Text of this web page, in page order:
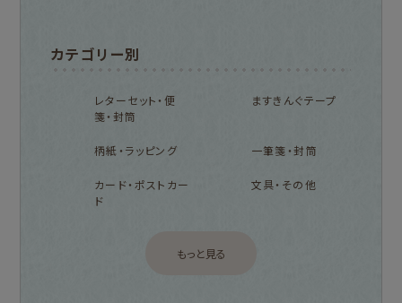
カテゴリー別
レターセット・便
箋・封筒
ますきんぐテープ
柄紙・ラッピング 一筆箋・封筒
カード・ポストカー
ド
文具・その他
もっと見る